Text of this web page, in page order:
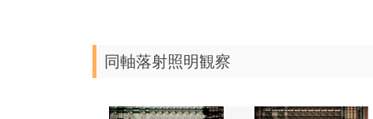
同軸落射照明観察